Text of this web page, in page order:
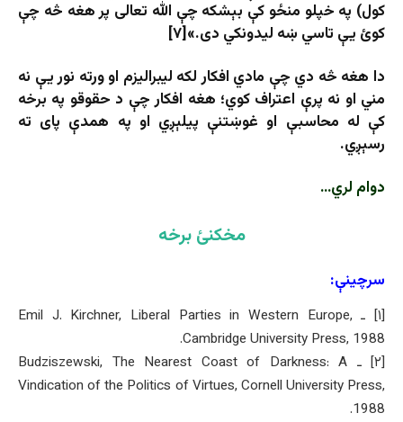
کول) په خپلو منځو کې بېشکه چې الله تعالی پر هغه څه چې
کوئ يې تاسي ښه لیدونکي دی.»[۷]
دا هغه څه دي چې مادي افکار لکه لیبرالیزم او ورته نور یې نه
مني او نه پرې اعتراف کوي؛ هغه افکار چې د حقوقو په برخه
کې له محاسبې او غوښتنې پیلېږي او په همدې پای ته
رسېږي.
دوام لري…
مخکنئ برخه
سرچینې:
[۱] ـ Emil J. Kirchner, Liberal Parties in Western Europe,
Cambridge University Press, 1988.
[۲] ـ Budziszewski, The Nearest Coast of Darkness: A
Vindication of the Politics of Virtues, Cornell University Press,
1988.